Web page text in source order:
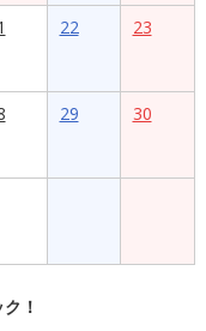
22 23
29 30
！